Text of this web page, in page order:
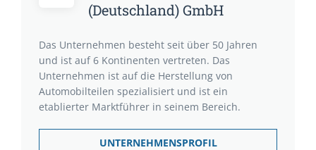
(Deutschland) GmbH
Das Unternehmen besteht seit über 50 Jahren
und ist auf 6 Kontinenten vertreten. Das
Unternehmen ist auf die Herstellung von
Automobilteilen spezialisiert und ist ein
etablierter Marktführer in seinem Bereich.
UNTERNEHMENSPROFIL